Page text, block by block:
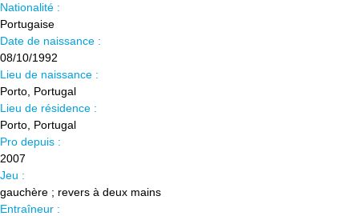
Nationalité :
Portugaise
Date de naissance :
08/10/1992
Lieu de naissance :
Porto, Portugal
Lieu de résidence :
Porto, Portugal
Pro depuis :
2007
Jeu :
gauchère ; revers à deux mains
Entraîneur :